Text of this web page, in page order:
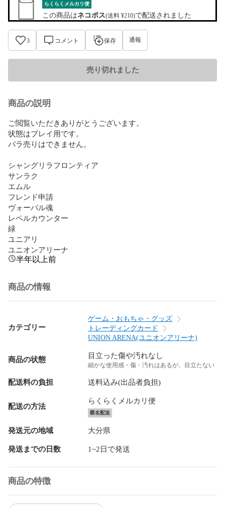
らくらくメルカリ便
この商品はネコポス(送料 ¥210)で配送されました
3 コメント 保存 通報
売り切れました
商品の説明
ご閲覧いただきありがとうございます。
状態はプレイ用です。
バラ売りはできません。
シャングリラフロンティア
サンラク
エムル
フレンド申請
ヴォーパル魂
レペルカウンター
緑
ユニアリ
ユニオンアリーナ
半年以上前
商品の情報
カテゴリー
ゲーム・おもちゃ・グッズ
トレーディングカード
UNION ARENA(ユニオンアリーナ)
商品の状態 目立った傷や汚れなし
細かな使用感・傷・汚れはあるが、目立たない
配送料の負担 送料込み(出品者負担)
配送の方法
らくらくメルカリ便
匿名配送
発送元の地域 大分県
発送までの日数 1~2日で発送
商品の特徴